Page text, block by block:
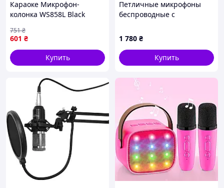
Караоке Микрофон-
колонка WS858L Black
601 ₴
751₴
Купить
Петличные микрофоны
беспроводные с
ONELEADER SX35 с
зарядным кейсом с
подключением Type-C для
iPhone та Android
1 780 ₴
Купить